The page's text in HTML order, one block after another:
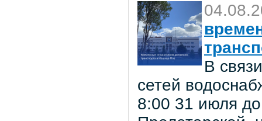
В
сетей
8:00 31 июля